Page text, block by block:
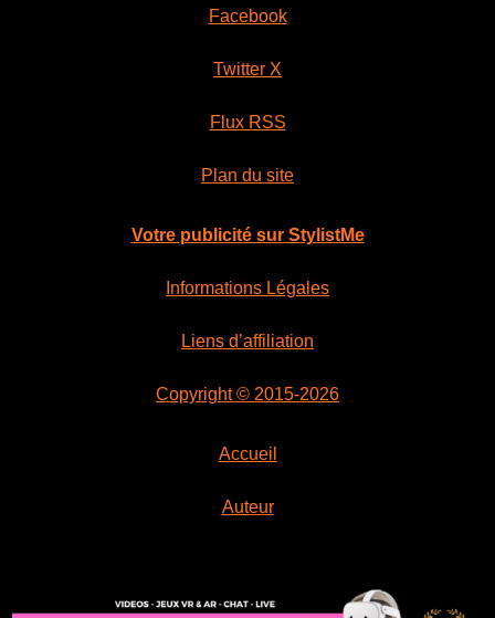
Facebook
Twitter X
Flux RSS
Plan du site
Votre publicité sur StylistMe
Informations Légales
Liens d’affiliation
Copyright © 2015-2026
Accueil
Auteur